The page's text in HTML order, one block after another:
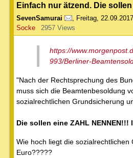
Einfach nur ätzend. Die
SevenSamurai , Freitag,
Socke
2957 Views
https://
993/Berliner-
"Nach der Rechtsprechung des
muss sich die Beamtenbesoldung
sozialrechtlichen Grundsicherung
Die sollen eine ZAHL
Wie hoch liegt die sozialrechtlichen
Euro?????